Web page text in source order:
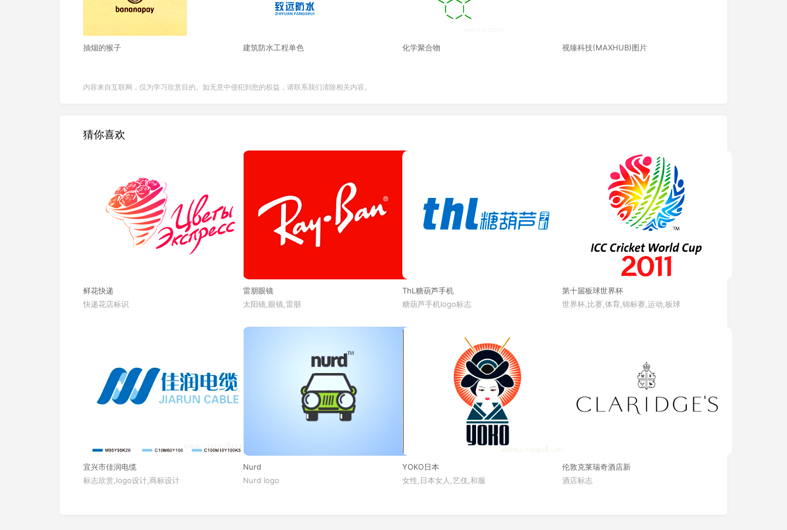
抽烟的猴子 建筑防水工程单色 化学聚合物 视臻科技(MAXHUB)图片
内容来自互联网，仅为学习欣赏目的。如无意中侵犯到您的权益，请联系我们清除相关内容。
猜你喜欢
鲜花快递
快递花店标识
雷朋眼镜
太阳镜,眼镜,雷朋
ThL糖葫芦手机
糖葫芦手机logo标志
第十届板球世界杯
世界杯,比赛,体育,锦标赛,运动,板球
宜兴市佳润电缆
标志欣赏,logo设计,商标设计
Nurd
Nurd logo
YOKO日本
女性,日本女人,艺伎,和服
伦敦克莱瑞奇酒店新
酒店标志